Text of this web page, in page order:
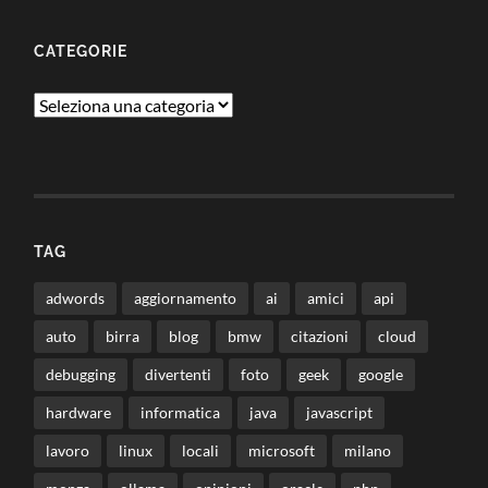
CATEGORIE
Categorie
TAG
adwords aggiornamento ai amici api
auto birra blog bmw citazioni cloud
debugging divertenti foto geek google
hardware informatica java javascript
lavoro linux locali microsoft milano